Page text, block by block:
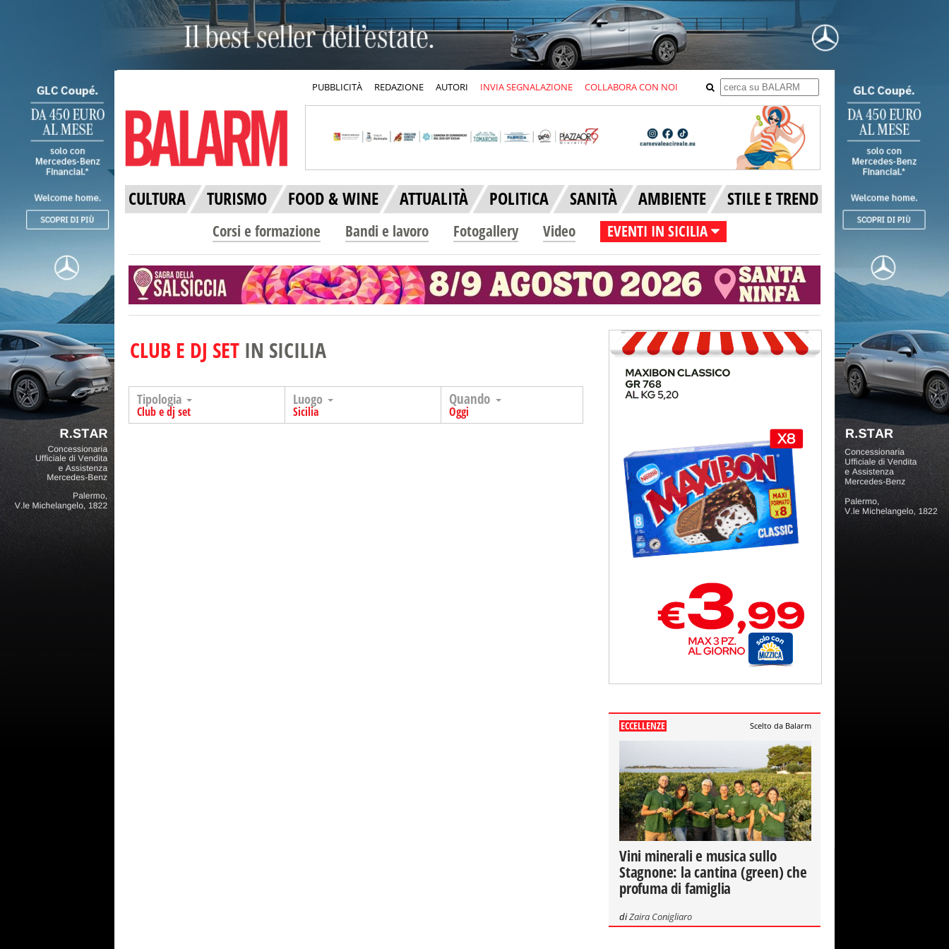
PUBBLICITÀ REDAZIONE AUTORI INVIA SEGNALAZIONE COLLABORA CON NOI
CULTURA TURISMO FOOD & WINE ATTUALITÀ POLITICA SANITÀ AMBIENTE STILE E TREND
Corsi e formazione Bandi e lavoro Fotogallery Video EVENTI IN SICILIA
CLUB E DJ SET IN SICILIA
Tipologia
Club e dj set
Luogo
Sicilia
Quando
Oggi
ECCELLENZE Scelto da Balarm
Vini minerali e musica sullo
Stagnone: la cantina (green) che
profuma di famiglia
diZaira Conigliaro